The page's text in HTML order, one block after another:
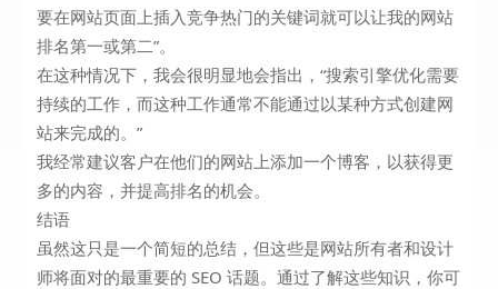
要在网站页面上插入竞争热门的关键词就可以让我的网站
排名第一或第二”。
在这种情况下，我会很明显地会指出，“搜索引擎优化需要
持续的工作，而这种工作通常不能通过以某种方式创建网
站来完成的。”
我经常建议客户在他们的网站上添加一个博客，以获得更
多的内容，并提高排名的机会。
结语
虽然这只是一个简短的总结，但这些是网站所有者和设计
师将面对的最重要的 SEO 话题。通过了解这些知识，你可